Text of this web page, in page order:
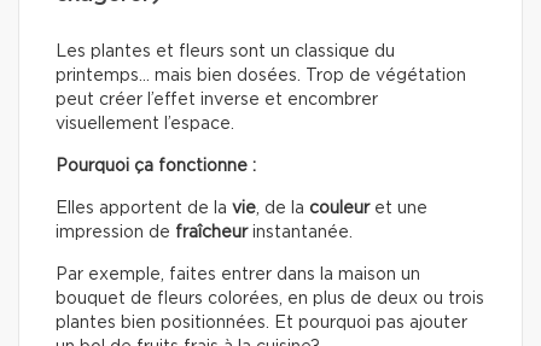
Les plantes et fleurs sont un classique du
printemps… mais bien dosées. Trop de végétation
peut créer l’effet inverse et encombrer
visuellement l’espace.
Pourquoi ça fonctionne :
Elles apportent de la vie, de la couleuret une
impression de fraîcheurinstantanée.
Par exemple, faites entrer dans la maison un
bouquet de fleurs colorées, en plus de deux ou trois
plantes bien positionnées. Et pourquoi pas ajouter